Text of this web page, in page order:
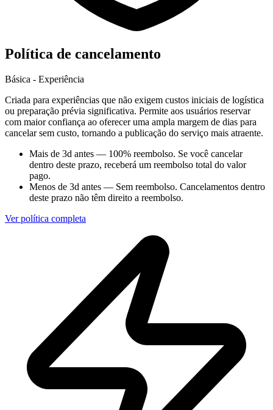
Política de cancelamento
Básica - Experiência
Criada para experiências que não exigem custos iniciais de logística
ou preparação prévia significativa. Permite aos usuários reservar
com maior confiança ao oferecer uma ampla margem de dias para
cancelar sem custo, tornando a publicação do serviço mais atraente.
Mais de 3d antes — 100% reembolso. Se você cancelar
dentro deste prazo, receberá um reembolso total do valor
pago.
Menos de 3d antes — Sem reembolso. Cancelamentos dentro
deste prazo não têm direito a reembolso.
Ver política completa